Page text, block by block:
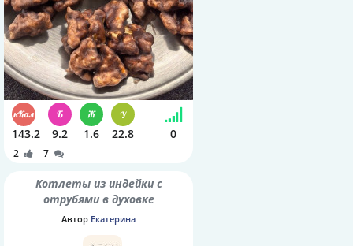
143.2 9.2 1.6 22.8 0
2 7
Котлеты из индейки с
отрубями в духовке
Автор Екатерина